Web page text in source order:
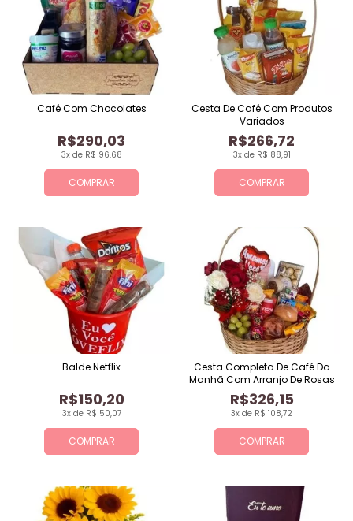
COMPRAR
3x de R$ 96,68
R$290,03
Café Com Chocolates
COMPRAR
3x de R$ 88,91
R$266,72
Cesta De Café Com Produtos
Variados
COMPRAR
3x de R$ 50,07
R$150,20
Balde Netflix
COMPRAR
3x de R$ 108,72
R$326,15
Cesta Completa De Café Da
Manhã Com Arranjo De Rosas